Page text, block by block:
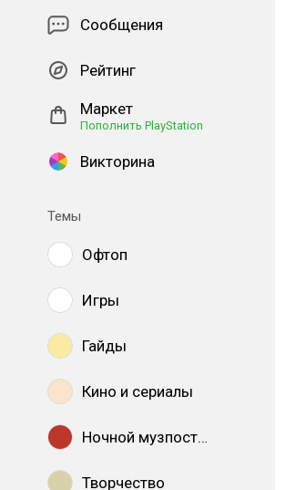
Сообщения
Рейтинг
Маркет
Пополнить PlayStation
Викторина
Темы
Офтоп
Игры
Гайды
Кино и сериалы
Ночной музпостинг
Творчество